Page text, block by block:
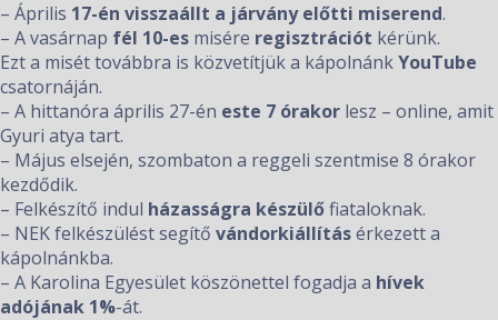
– Április 17-én visszaállt a járvány előtti miserend.
– A vasárnap fél 10-es misére regisztrációt kérünk.
Ezt a misét továbbra is közvetítjük a kápolnánkYouTube
csatornáján.
– A hittanóra április 27-én este 7 órakor lesz – online, amit
Gyuri atya tart.
– Május elsején, szombaton a reggeli szentmise 8 órakor
kezdődik.
– Felkészítő indul házasságra készülőfiataloknak.
– NEK felkészülést segítő vándorkiállításérkezett a
kápolnánkba.
– A Karolina Egyesület köszönettel fogadja a hívek
adójának 1%-át.